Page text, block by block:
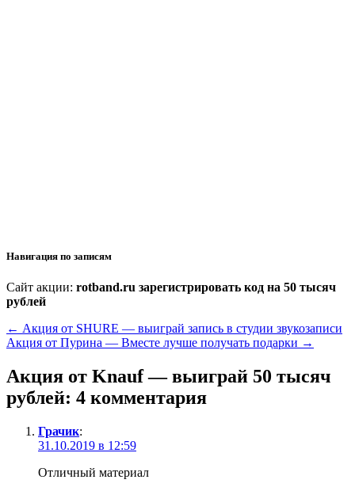
Навигация по записям
Сайт акции: rotband.ru зарегистрировать код на 50 тысяч
рублей
← Акция от SHURE — выиграй запись в студии звукозаписи
Акция от Пурина — Вместе лучше получать подарки →
Акция от Knauf — выиграй 50 тысяч
рублей: 4 комментария
Грачик:
31.10.2019 в 12:59
Отличный материал